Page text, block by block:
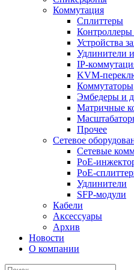
Коммутация
Сплиттеры
Контроллеры
Устройства
Удлинители
IP-
KVM-
Коммутаторы
Эмбедеры и
Матричные
Прочее
Сетевое
Сетевые
PoE-
PoE-
Удлинители
SFP-модули
Кабели
Аксессуары
Архив
Новости
О компании